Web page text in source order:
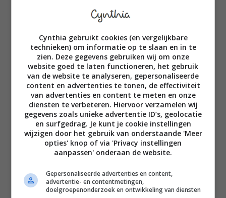
Cynthia gebruikt cookies (en vergelijkbare
technieken) om informatie op te slaan en in te
zien. Deze gegevens gebruiken wij om onze
website goed te laten functioneren, het gebruik
van de website te analyseren, gepersonaliseerde
content en advertenties te tonen, de effectiviteit
van advertenties en content te meten en onze
diensten te verbeteren. Hiervoor verzamelen wij
gegevens zoals unieke advertentie ID’s, geolocatie
en surfgedrag. Je kunt je cookie instellingen
wijzigen door het gebruik van onderstaande 'Meer
opties' knop of via 'Privacy instellingen
aanpassen' onderaan de website.
Gepersonaliseerde advertenties en content,
advertentie- en contentmetingen,
doelgroepenonderzoek en ontwikkeling van diensten